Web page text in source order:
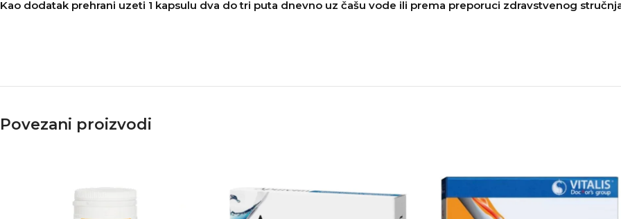
Kao dodatak prehrani uzeti 1 kapsulu dva do tri puta dnevno uz čašu vode ili prema preporuci zdravstvenog
Povezani proizvodi